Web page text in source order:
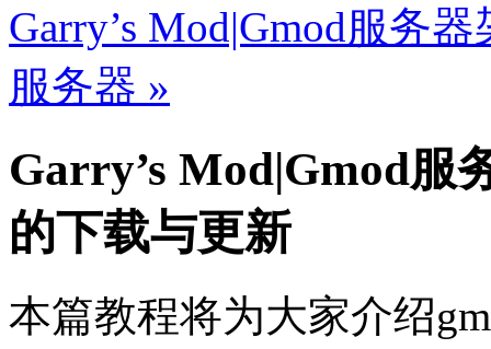
Garry’s Mod|Gmod服务
服务器 »
Garry’s Mod|Gmod服
的下载与更新
本篇教程将为大家介绍